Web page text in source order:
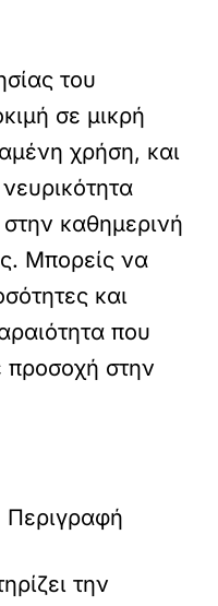
του
σε μικρή
χρήση, και
καθημερινή
Μπορείς να
και
που
προσοχή στην
Περιγραφή
την